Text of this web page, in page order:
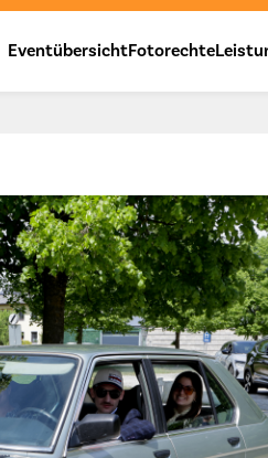
EventübersichtFotorechte